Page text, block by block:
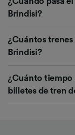
Brindisi?
¿Cuántos
Brindisi?
¿Cuánto tiempo
billetes de tren